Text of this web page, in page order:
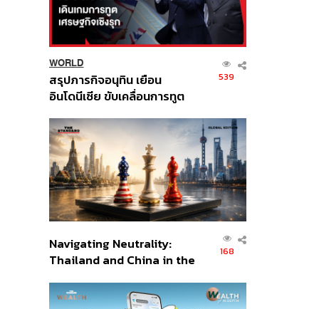
WORLD
สรุปภารกิจอนุทิน เยือน
อินโดนีเซีย ขับเคลื่อนการทูต
ส่วนยุทธศาสตร์ไทย –
อินโดนีเซีย
539
Navigating Neutrality:
Thailand and China in the
Order
168